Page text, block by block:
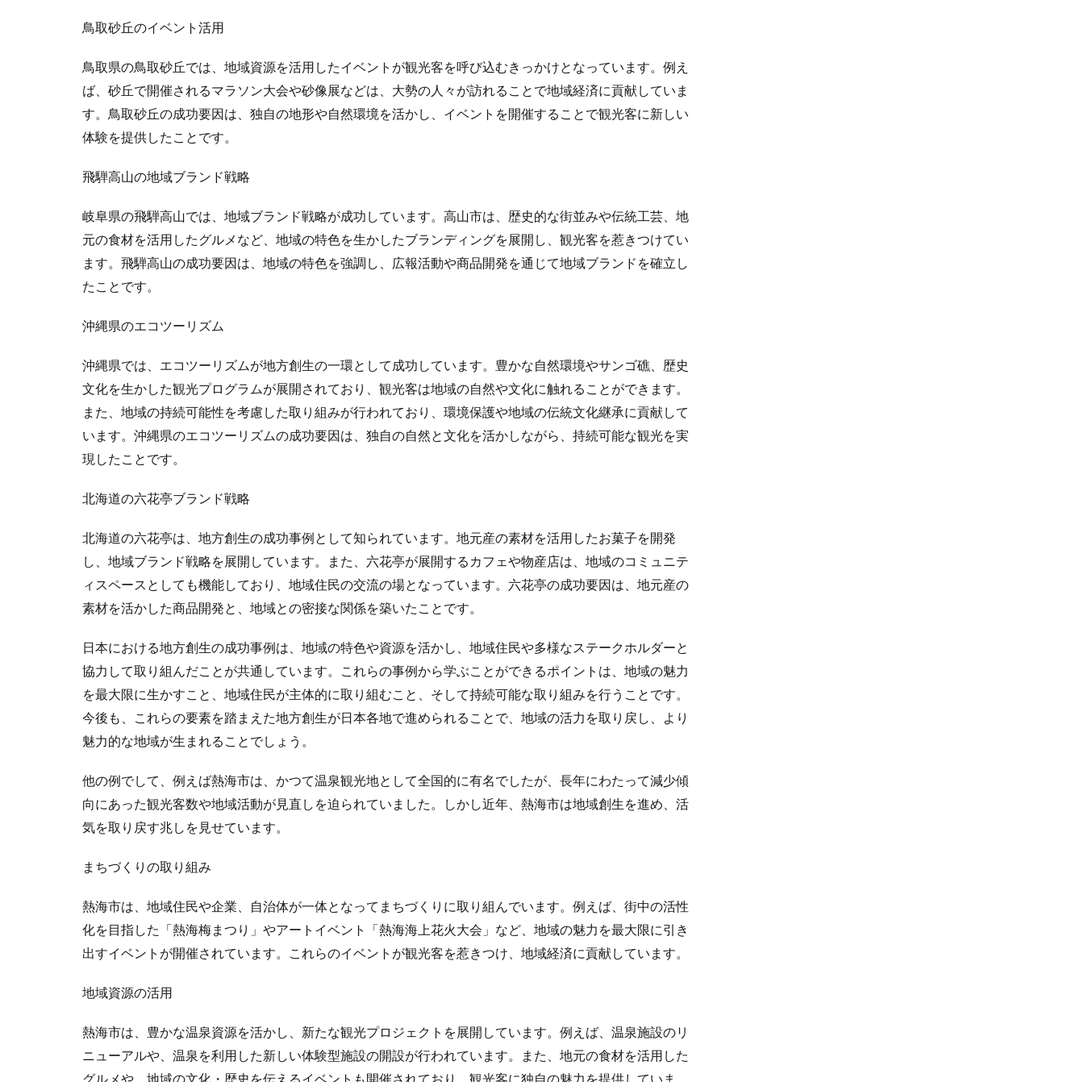
鳥取砂丘のイベント活用
鳥取県の鳥取砂丘では、地域資源を活用したイベントが観光客を呼び込むきっかけとなっています。例え
ば、砂丘で開催されるマラソン大会や砂像展などは、大勢の人々が訪れることで地域経済に貢献していま
す。鳥取砂丘の成功要因は、独自の地形や自然環境を活かし、イベントを開催することで観光客に新しい
体験を提供したことです。
飛騨高山の地域ブランド戦略
岐阜県の飛騨高山では、地域ブランド戦略が成功しています。高山市は、歴史的な街並みや伝統工芸、地
元の食材を活用したグルメなど、地域の特色を生かしたブランディングを展開し、観光客を惹きつけてい
ます。飛騨高山の成功要因は、地域の特色を強調し、広報活動や商品開発を通じて地域ブランドを確立し
たことです。
沖縄県のエコツーリズム
沖縄県では、エコツーリズムが地方創生の一環として成功しています。豊かな自然環境やサンゴ礁、歴史
文化を生かした観光プログラムが展開されており、観光客は地域の自然や文化に触れることができます。
また、地域の持続可能性を考慮した取り組みが行われており、環境保護や地域の伝統文化継承に貢献して
います。沖縄県のエコツーリズムの成功要因は、独自の自然と文化を活かしながら、持続可能な観光を実
現したことです。
北海道の六花亭ブランド戦略
北海道の六花亭は、地方創生の成功事例として知られています。地元産の素材を活用したお菓子を開発
し、地域ブランド戦略を展開しています。また、六花亭が展開するカフェや物産店は、地域のコミュニテ
ィスペースとしても機能しており、地域住民の交流の場となっています。六花亭の成功要因は、地元産の
素材を活かした商品開発と、地域との密接な関係を築いたことです。
日本における地方創生の成功事例は、地域の特色や資源を活かし、地域住民や多様なステークホルダーと
協力して取り組んだことが共通しています。これらの事例から学ぶことができるポイントは、地域の魅力
を最大限に生かすこと、地域住民が主体的に取り組むこと、そして持続可能な取り組みを行うことです。
今後も、これらの要素を踏まえた地方創生が日本各地で進められることで、地域の活力を取り戻し、より
魅力的な地域が生まれることでしょう。
他の例でして、例えば熱海市は、かつて温泉観光地として全国的に有名でしたが、長年にわたって減少傾
向にあった観光客数や地域活動が見直しを迫られていました。しかし近年、熱海市は地域創生を進め、活
気を取り戻す兆しを見せています。
まちづくりの取り組み
熱海市は、地域住民や企業、自治体が一体となってまちづくりに取り組んでいます。例えば、街中の活性
化を目指した「熱海梅まつり」やアートイベント「熱海海上花火大会」など、地域の魅力を最大限に引き
出すイベントが開催されています。これらのイベントが観光客を惹きつけ、地域経済に貢献しています。
地域資源の活用
熱海市は、豊かな温泉資源を活かし、新たな観光プロジェクトを展開しています。例えば、温泉施設のリ
ニューアルや、温泉を利用した新しい体験型施設の開設が行われています。また、地元の食材を活用した
グルメや、地域の文化・歴史を伝えるイベントも開催されており、観光客に独自の魅力を提供していま